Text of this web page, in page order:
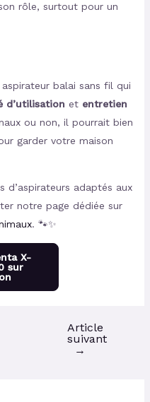
rôle, surtout pour un
balai sans fil qui
d’utilisation et entretien
ou non, il pourrait bien
garder votre maison
d’aspirateurs adaptés aux
notre page dédiée sur
. 🐾✨
X-
sur
Article
suivant
→